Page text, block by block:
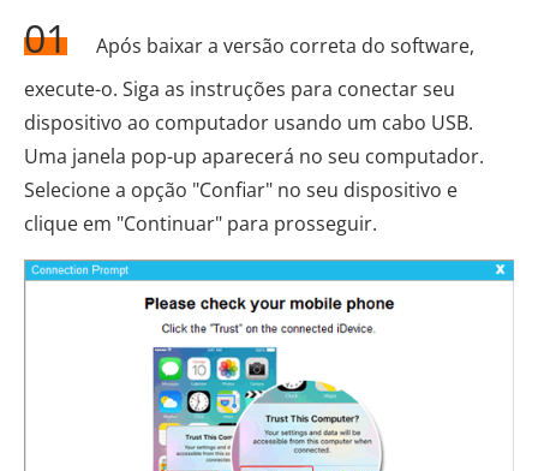
01
Após baixar a versão correta do software,
execute-o. Siga as instruções para conectar seu
dispositivo ao computador usando um cabo USB.
Uma janela pop-up aparecerá no seu computador.
Selecione a opção "Confiar" no seu dispositivo e
clique em "Continuar" para prosseguir.